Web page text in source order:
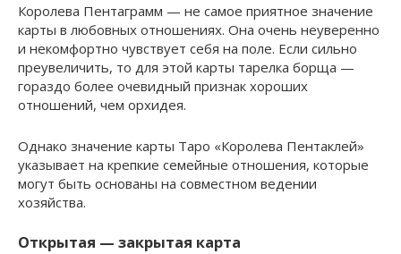
Королева Пентаграмм — не самое приятное значение
карты в любовных отношениях. Она очень неуверенно
и некомфортно чувствует себя на поле. Если сильно
преувеличить, то для этой карты тарелка борща —
гораздо более очевидный признак хороших
отношений, чем орхидея.
Однако значение карты Таро «Королева Пентаклей»
указывает на крепкие семейные отношения, которые
могут быть основаны на совместном ведении
хозяйства.
Открытая — закрытая карта